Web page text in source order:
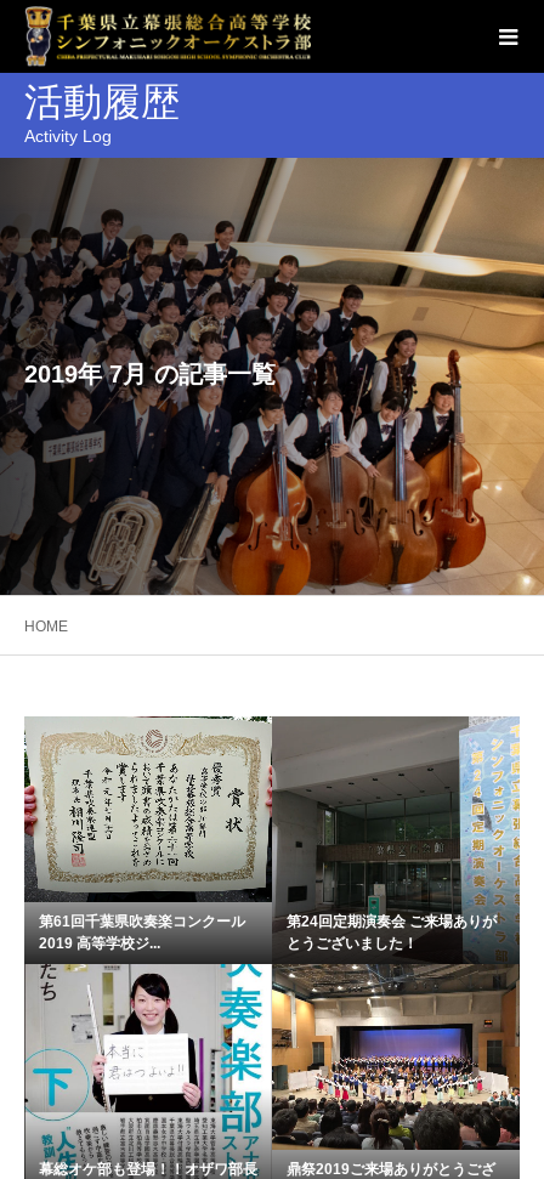
活動履歴
Activity Log
2019年 7月 の記事一覧
HOME
第61回千葉県吹奏楽コンクール
2019 高等学校ジ...
第24回定期演奏会 ご来場ありが
とうございました！
幕総オケ部も登場！！オザワ部長
鼎祭2019ご来場ありがとうござ